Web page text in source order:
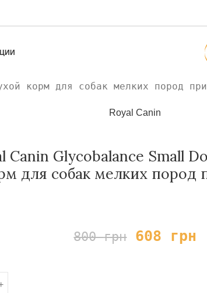
корм для собак мелких пород при
Royal Canin
Canin Glycobalance Small
для собак мелких пород
800грн 608 грн